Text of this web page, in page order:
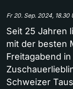
Fr 20. Sep. 2024, 18.30
Seit 25 Jahren
mit der besten
Freitagabend
Schweizer